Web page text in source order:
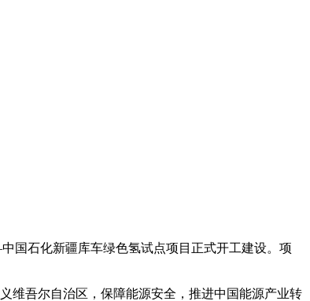
国石化新疆库车绿色氢试点项目正式开工建设。项
维吾尔自治区，保障能源安全，推进中国能源产业转